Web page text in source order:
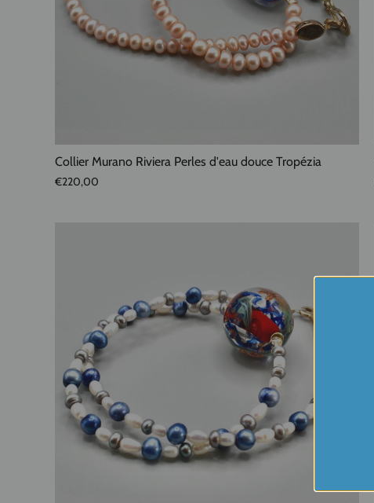
Collier Murano Riviera Perles d'eau douce Tropézia
€220,00